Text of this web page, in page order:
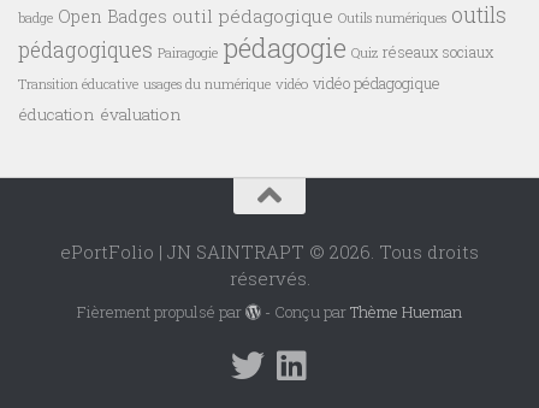
badge Open Badges outil pédagogique Outils numériques outils
pédagogiques Pairagogie pédagogie Quiz réseaux sociaux
Transition éducative usages du numérique vidéo vidéo pédagogique
éducation évaluation
ePortFolio | JN SAINTRAPT © 2026. Tous droits
réservés.
Fièrement propulsé par - Conçu parThème Hueman